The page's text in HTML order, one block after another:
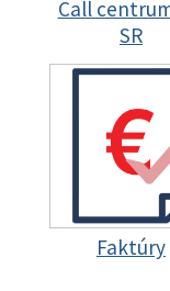
Call
SR
Faktúry